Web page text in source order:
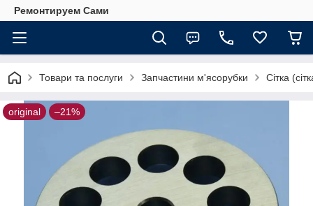
Ремонтируем Сами
Товари та послуги Запчастини м'ясорубки Сітка
original –21%